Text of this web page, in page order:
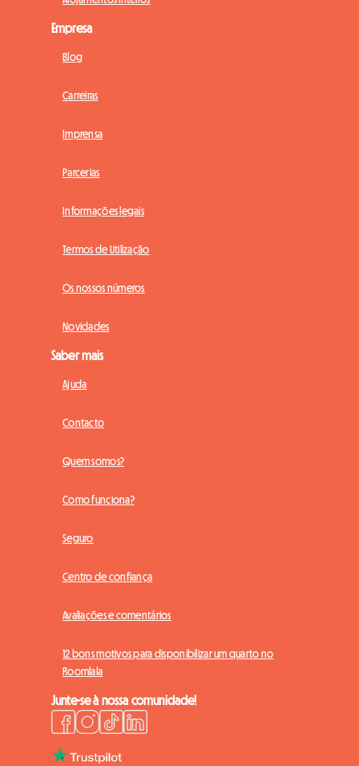
Empresa
Blog
Carreiras
Imprensa
Parcerias
Informações legais
Termos de Utilização
Os nossos números
Novidades
Saber mais
Ajuda
Contacto
Quem somos?
Como funciona?
Seguro
Centro de confiança
Avaliações e comentários
12 bons motivos para disponibilizar um quarto no
Roomlala
Junte-se à nossa comunidade!